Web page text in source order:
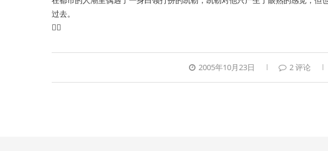
过去。

2005年10月23日 2 评论